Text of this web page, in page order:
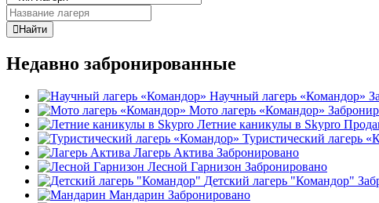
Найти
Недавно забронированные
Научный лагерь «Командор»
Мото лагерь «Командор»
Летние каникулы в Skypro
Туристический лагерь
Лагерь Актива Забронировано
Лесной Гарнизон Забронировано
Детский лагерь "Командор"
Мандарин Забронировано